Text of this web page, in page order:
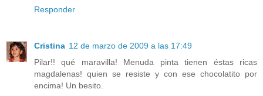
Responder
Cristina 12 de marzo de 2009 a las 17:49
Pilar!! qué maravilla! Menuda pinta tienen éstas ricas
magdalenas! quien se resiste y con ese chocolatito por
encima! Un besito.